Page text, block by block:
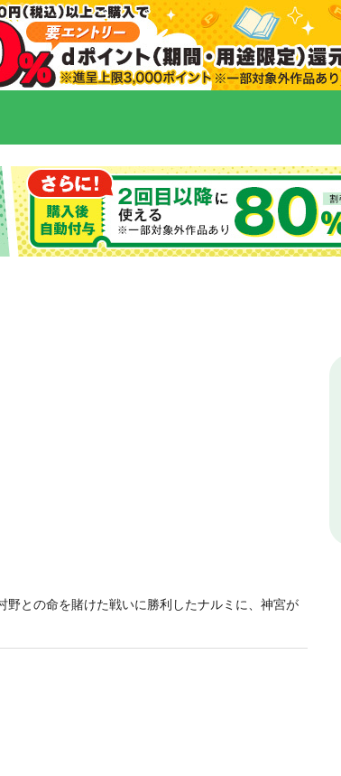
との命を賭けた戦いに勝利したナルミに、神宮が